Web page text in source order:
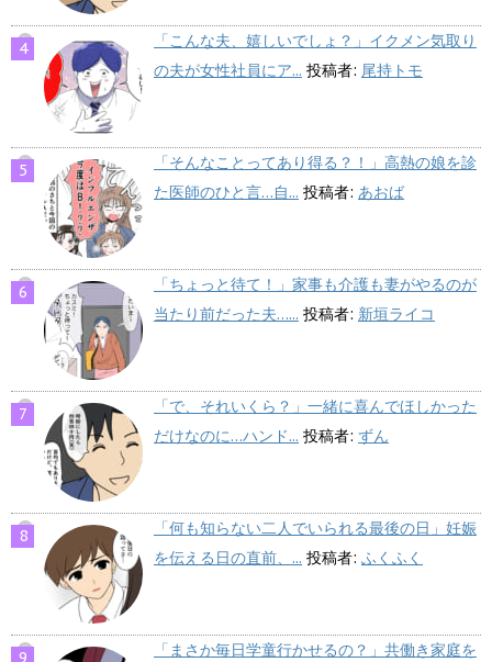
「こんな夫、嬉しいでしょ？」イクメン気取り
の夫が女性社員にア... 投稿者: 尾持トモ
「そんなことってあり得る？！」高熱の娘を診
た医師のひと言…自... 投稿者: あおば
「ちょっと待て！」家事も介護も妻がやるのが
当たり前だった夫…... 投稿者: 新垣ライコ
「で、それいくら？」一緒に喜んでほしかった
だけなのに…ハンド... 投稿者: ずん
「何も知らない二人でいられる最後の日」妊娠
を伝える日の直前、... 投稿者: ふくふく
「まさか毎日学童行かせるの？」共働き家庭を